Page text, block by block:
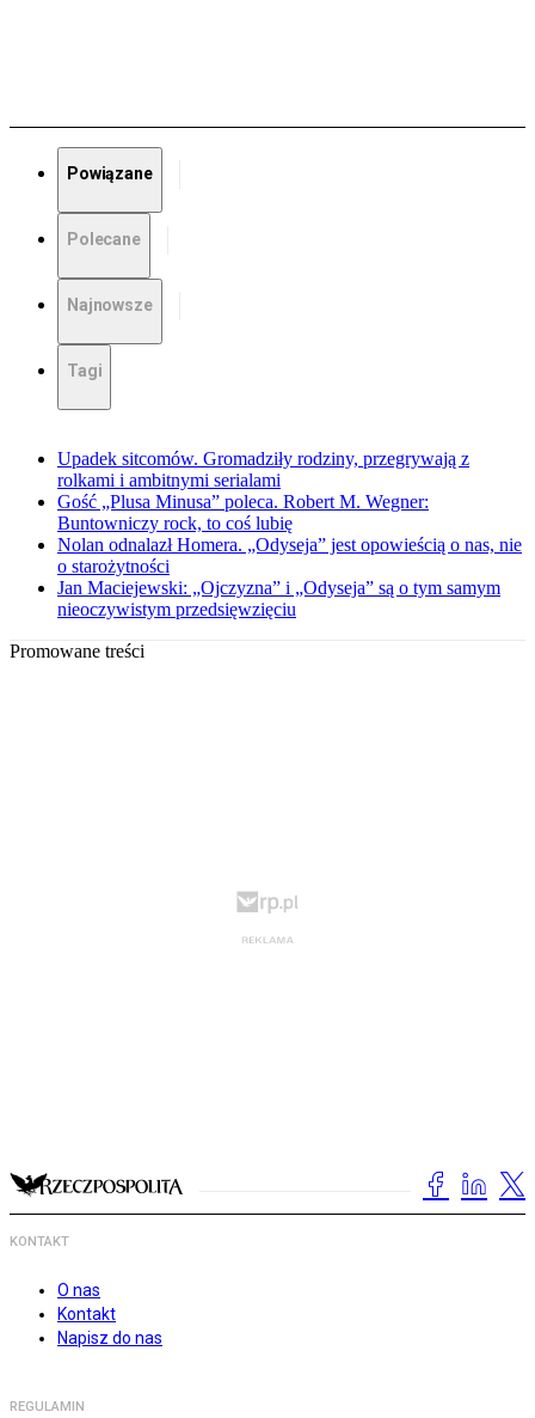
Powiązane
Polecane
Najnowsze
Tagi
Upadek sitcomów. Gromadziły rodziny, przegrywają z
rolkami i ambitnymi serialami
Gość „Plusa Minusa” poleca. Robert M. Wegner:
Buntowniczy rock, to coś lubię
Nolan odnalazł Homera. „Odyseja” jest opowieścią o nas, nie
o starożytności
Jan Maciejewski: „Ojczyzna” i „Odyseja” są o tym samym
nieoczywistym przedsięwzięciu
Promowane treści
KONTAKT
O nas
Kontakt
Napisz do nas
REGULAMIN